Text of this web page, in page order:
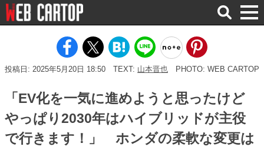
検
索
投稿日: 2025年5月20日 18:50 TEXT: 山本晋也 PHOTO: WEB CARTOP
「EV化を一気に進めようと思ったけど
やっぱり2030年はハイブリッドが主役
で行きます！」 ホンダの柔軟な変更は